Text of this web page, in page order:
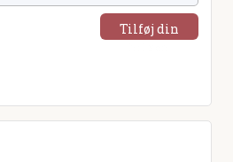
Tilføj din